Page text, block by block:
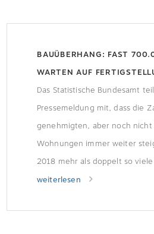
BAUÜBERHANG: FAST
WARTEN AUF
Das Statistische Bundesamt
Pressemeldung mit, dass die
genehmigten, aber noch
Wohnungen immer weiter
2018 mehr als doppelt so
Fertigstellung, wie zehn Jahre
weiterlesen